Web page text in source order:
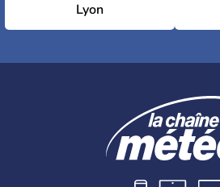
Lyon